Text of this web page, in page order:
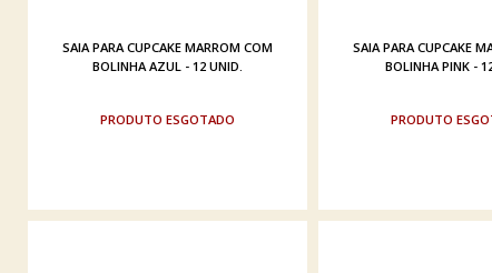
SAIA PARA CUPCAKE MARROM COM
BOLINHA AZUL - 12 UNID.
ESGOTADO
SAIA PARA CUPCAKE
BOLINHA PINK -